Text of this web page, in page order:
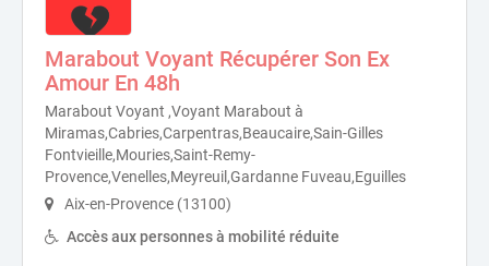
Marabout Voyant Récupérer Son Ex
Amour En 48h
Marabout Voyant ,Voyant Marabout à
Miramas,Cabries,Carpentras,Beaucaire,Sain-Gilles
Fontvieille,Mouries,Saint-Remy-
Provence,Venelles,Meyreuil,Gardanne Fuveau,Eguilles
Aix-en-Provence (13100)
Accès aux personnes à mobilité réduite